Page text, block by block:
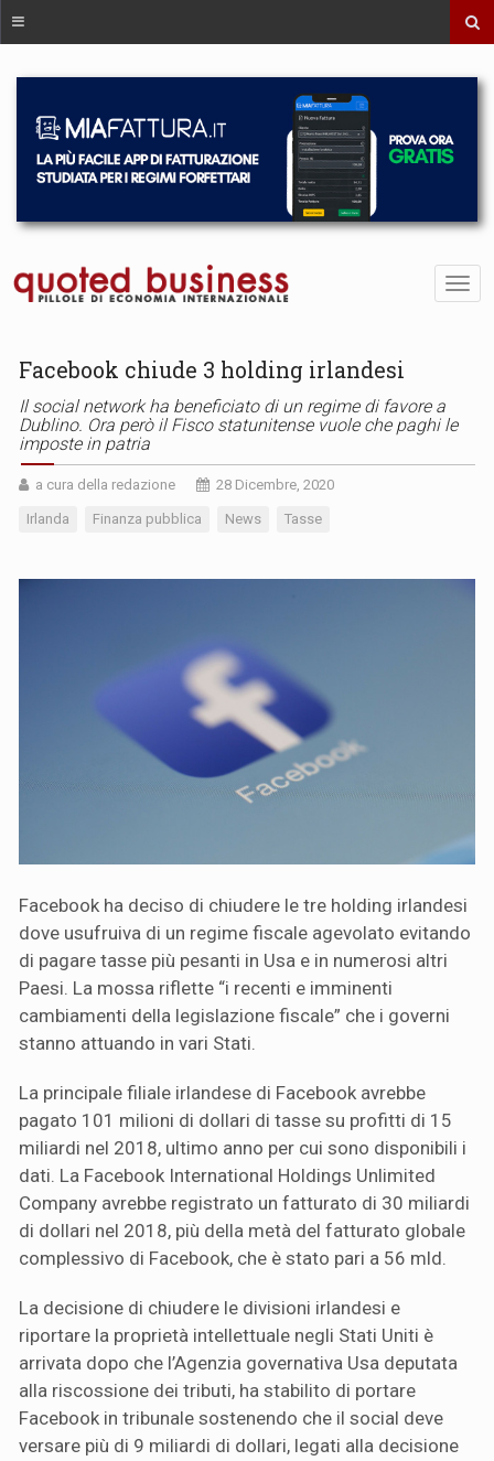
Facebook chiude 3 holding irlandesi
Il social network ha beneficiato di un regime di favore a
Dublino. Ora però il Fisco statunitense vuole che paghi le
imposte in patria
a cura della redazione 28 Dicembre, 2020
Irlanda Finanza pubblica News Tasse
Facebook ha deciso di chiudere le tre holding irlandesi
dove usufruiva di un regime fiscale agevolato evitando
di pagare tasse più pesanti in Usa e in numerosi altri
Paesi. La mossa riflette “i recenti e imminenti
cambiamenti della legislazione fiscale” che i governi
stanno attuando in vari Stati.
La principale filiale irlandese di Facebook avrebbe
pagato 101 milioni di dollari di tasse su profitti di 15
miliardi nel 2018, ultimo anno per cui sono disponibili i
dati. La Facebook International Holdings Unlimited
Company avrebbe registrato un fatturato di 30 miliardi
di dollari nel 2018, più della metà del fatturato globale
complessivo di Facebook, che è stato pari a 56 mld.
La decisione di chiudere le divisioni irlandesi e
riportare la proprietà intellettuale negli Stati Uniti è
arrivata dopo che l’Agenzia governativa Usa deputata
alla riscossione dei tributi, ha stabilito di portare
Facebook in tribunale sostenendo che il social deve
versare più di 9 miliardi di dollari, legati alla decisione